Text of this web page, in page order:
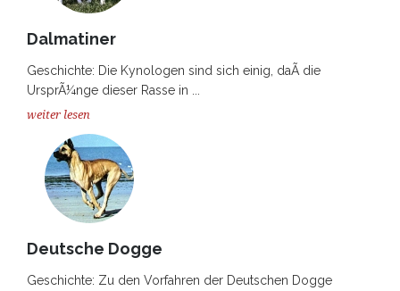
Dalmatiner
Geschichte: Die Kynologen sind sich einig, daÃ die
UrsprÃ¼nge dieser Rasse in ...
weiter lesen
Deutsche Dogge
Geschichte: Zu den Vorfahren der Deutschen Dogge